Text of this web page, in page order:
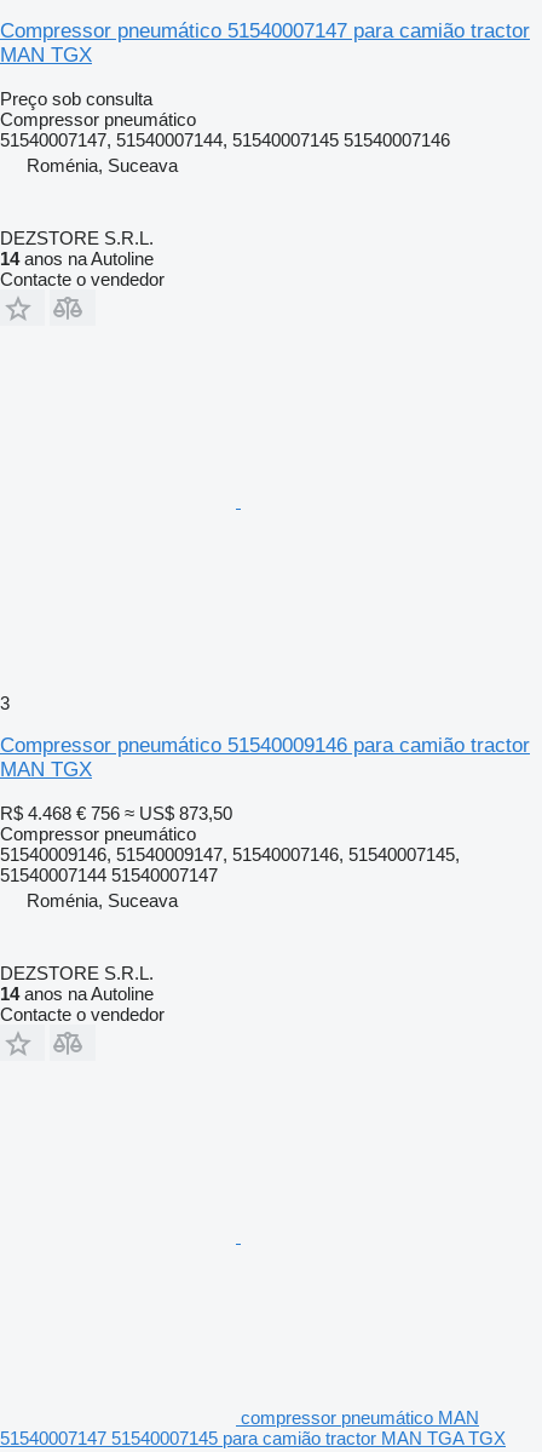
Compressor pneumático 51540007147 para camião tractor
MAN TGX
Preço sob consulta
Compressor pneumático
51540007147, 51540007144, 51540007145 51540007146
Roménia, Suceava
DEZSTORE S.R.L.
14anos na Autoline
Contacte o vendedor
3
Compressor pneumático 51540009146 para camião tractor
MAN TGX
R$ 4.468 € 756 ≈ US$ 873,50
Compressor pneumático
51540009146, 51540009147, 51540007146, 51540007145,
51540007144 51540007147
Roménia, Suceava
DEZSTORE S.R.L.
14anos na Autoline
Contacte o vendedor
compressor pneumático MAN
51540007147 51540007145 para camião tractor MAN TGA TGX